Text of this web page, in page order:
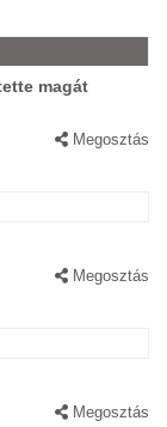
magát
Megosztás
Megosztás
Megosztás